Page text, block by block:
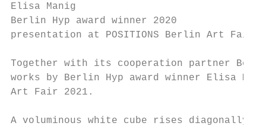
Elisa Manig
Berlin Hyp award winner 2020
presentation at POSITIONS Berlin
Together with its cooperation partner
works by Berlin Hyp award winner Elisa
Art Fair 2021.
A voluminous white cube rises